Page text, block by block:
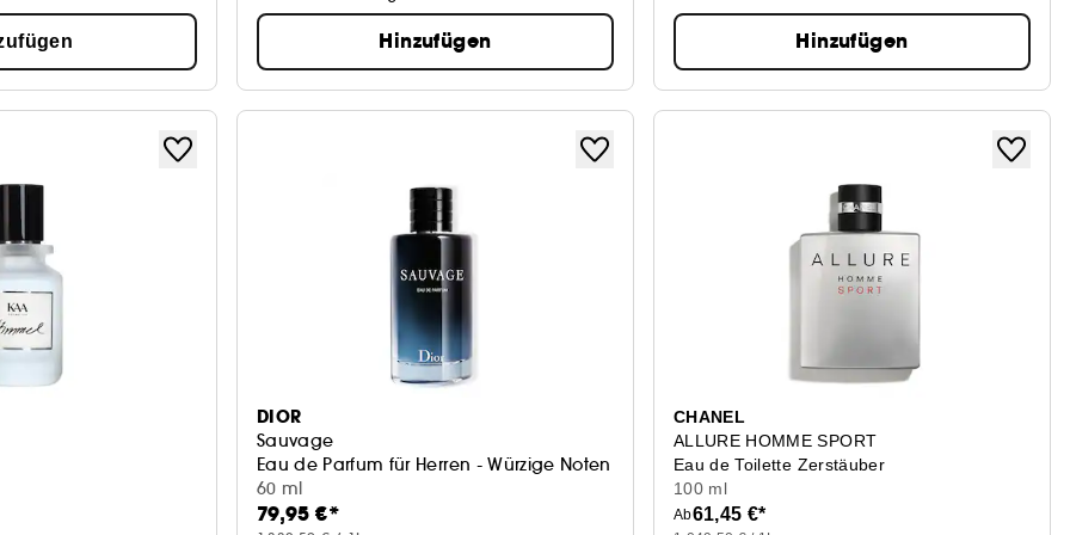
Hinzufügen Hinzufügen
DIOR
Sauvage
Eau de Parfum für Herren - Würzige Noten &Vanille-Absolue-Noten
60 ml
79,95 €*
CHANEL
ALLURE HOMME SPORT
Eau de Toilette Zerstäuber
100 ml
Ab61,45 €*